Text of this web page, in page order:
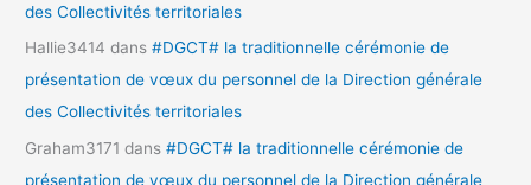
des Collectivités territoriales
Hallie3414 dans#DGCT# la traditionnelle cérémonie de
présentation de vœux du personnel de la Direction générale
des Collectivités territoriales
Graham3171 dans#DGCT# la traditionnelle cérémonie de
présentation de vœux du personnel de la Direction générale